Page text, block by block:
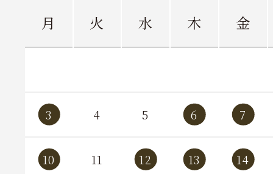
月 火 水 木 金
3 4 5 6 7
10 11 12 13 14